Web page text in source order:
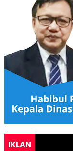
IKLAN